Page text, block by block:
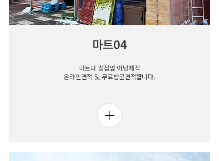
마트04
마트나 상점앞 어닝제작
온라인견적 및 무료방문견적합니다.